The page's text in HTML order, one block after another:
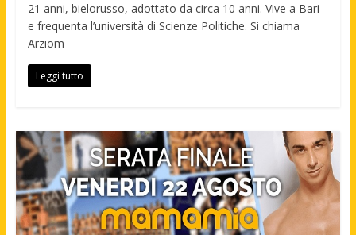
21 anni, bielorusso, adottato da circa 10 anni. Vive a Bari
e frequenta l’università di Scienze Politiche. Si chiama
Arziom
Leggi tutto